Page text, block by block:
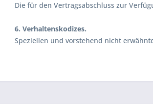
Die für den Vertragsabschluss zur
6. Verhaltenskodizes.
Speziellen und vorstehend nicht